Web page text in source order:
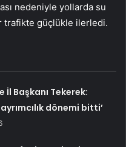
nedeniyle yollarda su
güçlükle ilerledi.
İl Başkanı Tekerek:
ayrımcılık dönemi bitti’